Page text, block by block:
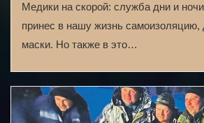
Медики на скорой: служба дни и
принес в нашу жизнь самоизоляцию,
маски. Но также в это…